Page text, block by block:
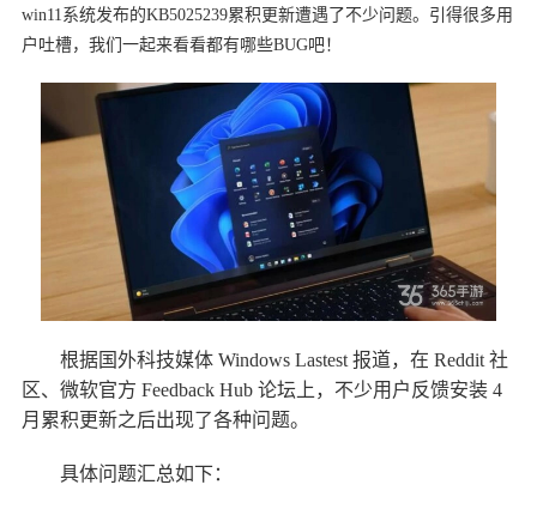
win11系统发布的KB5025239累积更新遭遇了不少问题。引得很多用
户吐槽，我们一起来看看都有哪些BUG吧！
根据国外科技媒体 Windows Lastest 报道，在 Reddit 社
区、微软官方 Feedback Hub 论坛上，不少用户反馈安装 4
月累积更新之后出现了各种问题。
具体问题汇总如下：